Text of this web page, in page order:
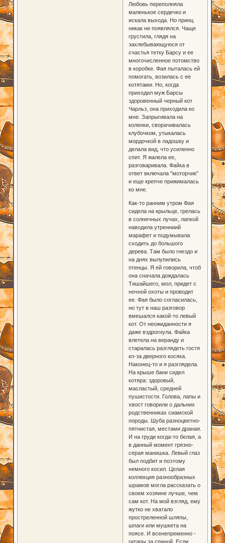
Любовь переполняла
маленькое сердечко и
искала выхода. Но принц
никак не появлялся. Чаще
грустила, глядя на
захлебывающуюся от
счастья тетку Барсу и ее
многочисленное потомство
в коробке. Фая пыталась ей
помогать, возилась с ее
котятами. Но, когда
приходил муж Барсы
здоровенный черный кот
Чарльз, она приходила ко
мне. Запрыгивала на
коленки, сворачивалась
клубочком, утыкалась
мордочкой в ладошку и
делала вид, что усиленно
спит. Я жалела ее,
разговаривала. Файка в
ответ включала "моторчик"
и еще крепче прижималась
ко мне.
Как-то ранним утром Фая
сидела на крыльце, грелась
в солнечных лучах, лапкой
наводила утренниий
марафет и подумывала
сходить до большого
дерева. Там было гнездо и
на днях вылупились
птенцы. Я ей говорила, чтоб
она сначала дождалась
Тишайшего, мол, придет с
ночной охоты и проводит
ее. Фая было согласилась,
но тут в наш разговор
вмешался какой-то левый
кот. От неожиданности я
даже вздрогнула. Файка
влетела на веранду и
старалась разглядеть гостя
из-за дверного косяка.
Наконец-то и я разглядела.
На крыше бани сидел
котяра: здоровый,
масластый, средней
пушистости. Голова, лапы и
хвост говорили о дальних
родственниках сиамской
породы. Шуба разноцветно-
пятнистая, местами драная.
И на груди когда-то белая, а
в данный момент грязно-
серая манишка. Левый глаз
был подбит и поэтому
немного косил. Целая
коллекция разнообразных
шрамов могла рассказать о
своем хозяине лучше, чем
сам кот. На мой взгляд, ему
жутко не хватало
простреленной шляпы,
шпаги или мушкета на
поясе. И всенепременно -
гитары за спиной. Если